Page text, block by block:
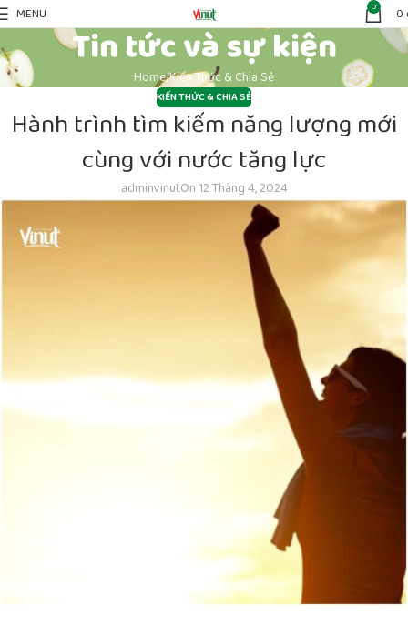
MENU 0 0
Tin tức và sự kiện
HomeKiến Thức & Chia Sẻ
KIẾN THỨC & CHIA SẺ
Hành trình tìm kiếm năng lượng mới
cùng với nước tăng lực
adminvinutOn 12 Tháng 4, 2024